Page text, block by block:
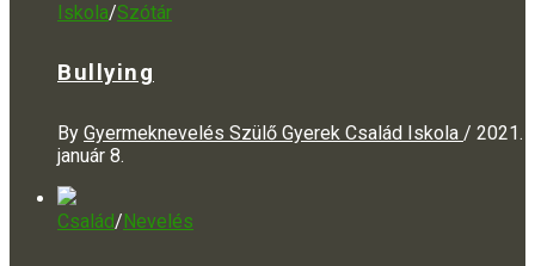
Iskola/Szótár
Bullying
By Gyermeknevelés Szülő Gyerek Család Iskola / 2021.
január 8.
Család/Nevelés